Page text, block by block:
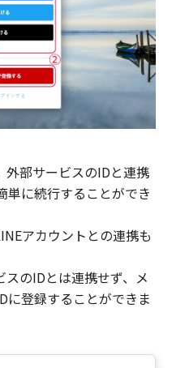
部サービスのIDと連携
単に続行することができ
アカウントとの連携も
のIDとは連携せず、メ
に登録することができま